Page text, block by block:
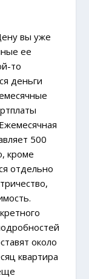
вы уже
ее
то
деньги
500
кроме
отдельно
около
квартира